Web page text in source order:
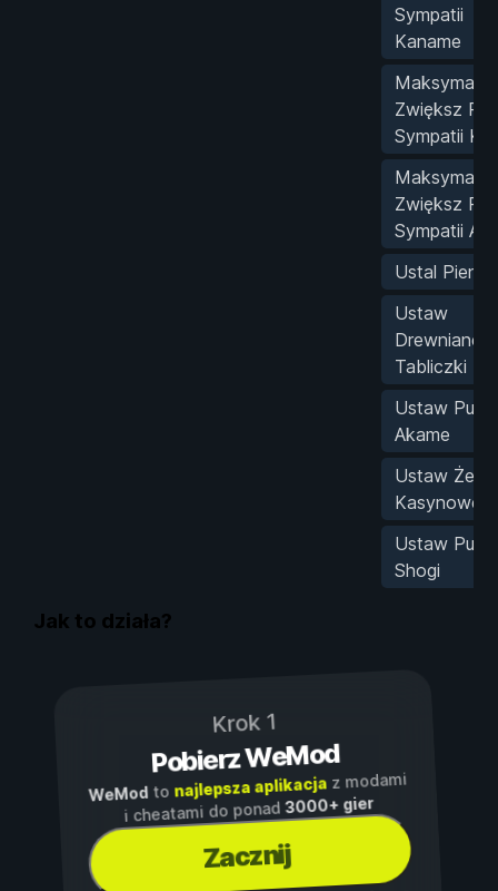
Sympatii
Kaname
Zwiększ
Sympatii
Zwiększ
Sympatii AI
Ustal
Ustaw
Drewniane
Tabliczki
Ustaw
Akame
Ustaw
Kasynowe
Ustaw
Shogi
Jak to działa?
Krok 1
Pobierz WeMod
WeModto najlepsza aplikacjaz modami
i cheatami do ponad3000+ gier
Zacznij